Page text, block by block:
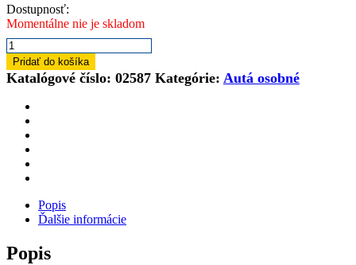
Dostupnosť:
Momentálne nie je skladom
množstvo
BRUDER
02587
Hračka
Pridať do košíka
Katalógové číslo: 02587 Kategórie: Autá osobné
Popis
Ďalšie informácie
Popis